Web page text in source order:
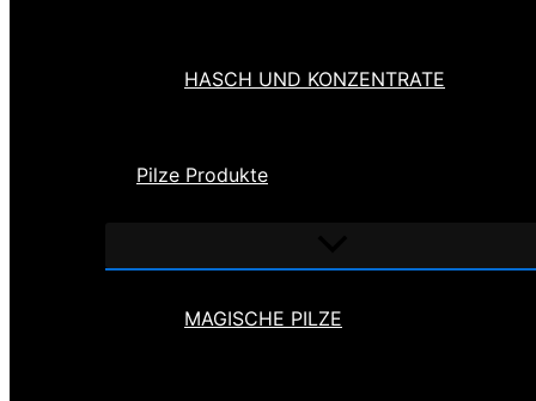
HASCH UND KONZENTRATE
Pilze Produkte
umschalten
MAGISCHE PILZE